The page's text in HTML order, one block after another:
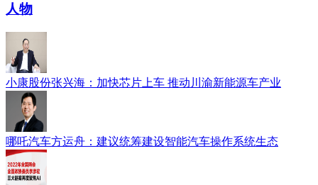
人物
小康股份张兴海：加快芯片上车 推动川渝新能源车产业
哪吒汽车方运舟：建议统筹建设智能汽车操作系统生态